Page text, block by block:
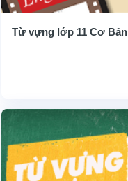
Từ vựng lớp 11 Cơ Bản